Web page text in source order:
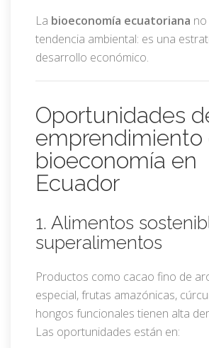
La bioeconomía ecuatoriana
tendencia ambiental: es una
desarrollo económico.
Oportunidades
emprendimiento
bioeconomía en
Ecuador
1. Alimentos
superalimentos
Productos como cacao fino de
especial, frutas amazónicas,
hongos funcionales tienen alta
Las oportunidades están en: